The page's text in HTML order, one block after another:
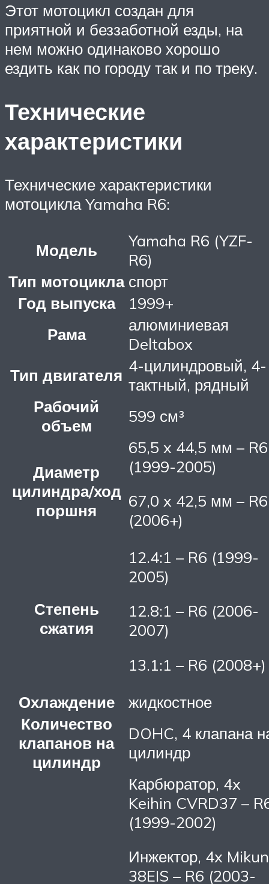
Этот мотоцикл создан для
приятной и беззаботной езды, на
нем можно одинаково хорошо
ездить как по городу так и по треку.
Технические
характеристики
Технические характеристики
мотоцикла Yamaha R6:
Модель
Yamaha R6 (YZF-
R6)
Тип мотоцикла спорт
Год выпуска
1999+
Рама
алюминиевая
Deltabox
Тип двигателя 4-цилиндровый, 4-
тактный, рядный
Рабочий
объем
599 см³
Диаметр
цилиндра/ход
поршня
65,5 x 44,5 мм – R6
(1999-2005)
67,0 x 42,5 мм – R6
(2006+)
Степень
сжатия
12.4:1 – R6 (1999-
2005)
12.8:1 – R6 (2006-
2007)
13.1:1 – R6 (2008+)
Охлаждение
жидкостное
Количество
клапанов на
цилиндр
DOHC, 4 клапана
цилиндр
Карбюратор, 4x
Keihin CVRD37 –
(1999-2002)
Инжектор, 4x
38EIS – R6 (2003-